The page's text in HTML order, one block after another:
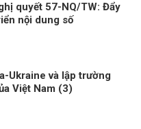
quyết 57-NQ/TW: Đẩy
nội dung số
Ukraine và lập trường
Việt Nam (3)